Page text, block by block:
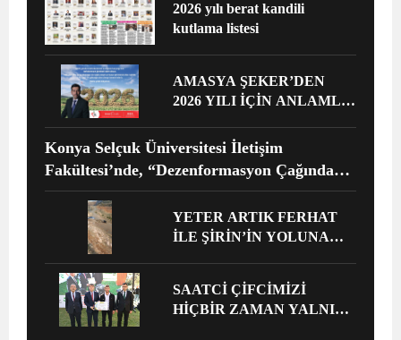
2026 yılı berat kandili
kutlama listesi
AMASYA ŞEKER’DEN
2026 YILI İÇİN ANLAMLI
Konya Selçuk Üniversitesi İletişim
Fakültesi’nde, “Dezenformasyon Çağında
Medya ve Gençlik: Tehditler ve Fırsatlar”
başlığıyla öğrencilerimizle bir araya gelerek
kapsamlı bir söyleşi ve seminer
gerçekleştirildi.
YETER ARTIK FERHAT
İLE ŞİRİN’İN YOLUNA
ÇÖZÜM DEĞİL,
GÖREVİNİ YAP!”
SAATCİ ÇİFCİMİZİ
HİÇBİR ZAMAN YALNIZ